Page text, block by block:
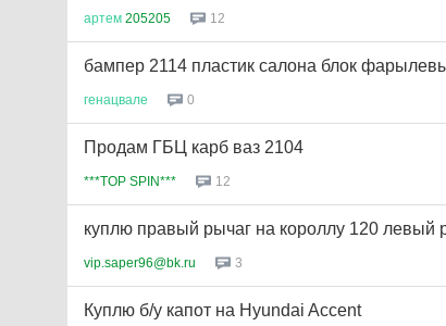
артем 205205 12
бампер 2114 пластик салона блок
генацвале 0
Продам ГБЦ карб ваз 2104
***TOP SPIN*** 12
куплю правый рычаг на короллу 120 левый
vip.saper96@bk.ru 3
Куплю б/у капот на Hyundai Accent